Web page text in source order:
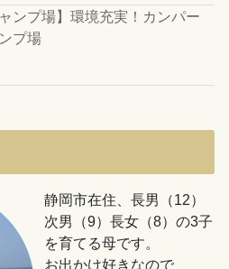
ンプ場】環境充実！カンパー
プ場
静岡市在住、長男（12）
次男（9）長女（8）の3子
を育てる母です。
お出かけ好きなので